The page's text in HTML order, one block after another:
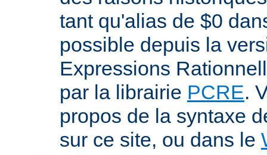
tant qu'alias de $0
possible depuis la
Expressions
par la librairie PCRE.
propos de la syntaxe
sur ce site, ou dans le